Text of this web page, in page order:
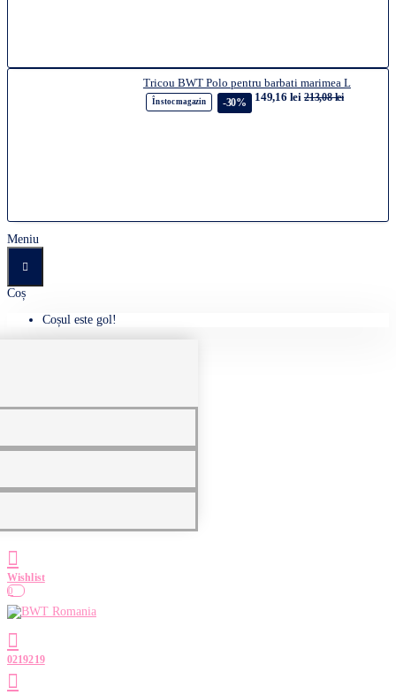
Tricou BWT Polo pentru barbati marimea L
În stoc magazin -30% 149,16 lei 213,08 lei
Meniu
Coș
Coșul este gol!
0